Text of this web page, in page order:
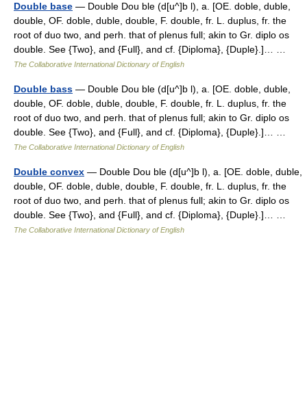
Double base — Double Dou ble (d[u^]b l), a. [OE. doble, duble,
double, OF. doble, duble, double, F. double, fr. L. duplus, fr. the
root of duo two, and perh. that of plenus full; akin to Gr. diplo os
double. See {Two}, and {Full}, and cf. {Diploma}, {Duple}.]… …
The Collaborative International Dictionary of English
Double bass — Double Dou ble (d[u^]b l), a. [OE. doble, duble,
double, OF. doble, duble, double, F. double, fr. L. duplus, fr. the
root of duo two, and perh. that of plenus full; akin to Gr. diplo os
double. See {Two}, and {Full}, and cf. {Diploma}, {Duple}.]… …
The Collaborative International Dictionary of English
Double convex — Double Dou ble (d[u^]b l), a. [OE. doble, duble,
double, OF. doble, duble, double, F. double, fr. L. duplus, fr. the
root of duo two, and perh. that of plenus full; akin to Gr. diplo os
double. See {Two}, and {Full}, and cf. {Diploma}, {Duple}.]… …
The Collaborative International Dictionary of English